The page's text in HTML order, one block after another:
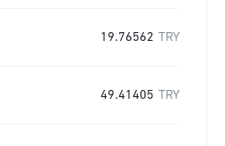
19.76562 TRY
49.41405 TRY